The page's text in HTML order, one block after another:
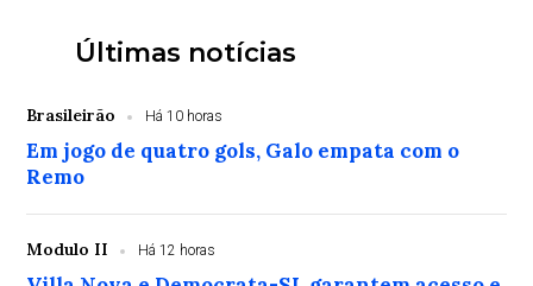
Últimas notícias
Brasileirão Há 10 horas
Em jogo de quatro gols, Galo empata com o
Remo
Modulo II Há 12 horas